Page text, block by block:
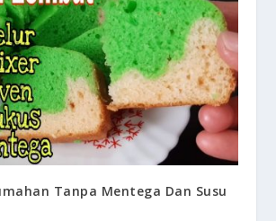
Tanpa Mentega Dan Susu